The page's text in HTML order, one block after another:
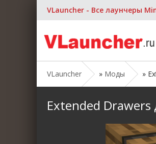
VLauncher - Все лаунчеры
VLauncher » Моды »
Extended